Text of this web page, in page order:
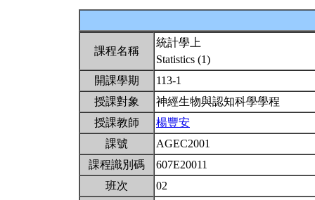
課程名稱
統計學上
Statistics (1)
開課學期
113-1
授課對象
神經生物與認知科學學程
授課教師
楊豐安
課號
AGEC2001
課程識別碼
607E20011
班次
02